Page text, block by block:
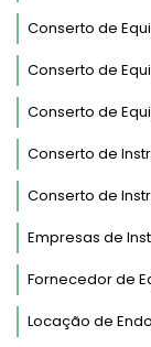
Conserto de
Conserto de
Conserto de
Conserto de
Conserto de
Empresas de
Fornecedor de
Locação de